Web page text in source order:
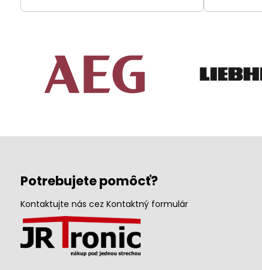
Potrebujete pomôcť?
Kontaktujte nás cez Kontaktný formulár